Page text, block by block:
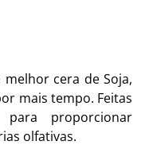
melhor cera de Soja,
mais tempo. Feitas
para proporcionar
olfativas.